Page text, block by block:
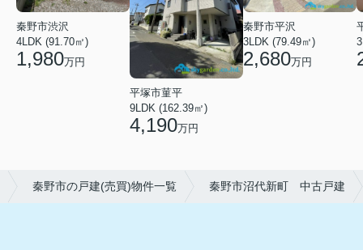
秦野市渋沢
4LDK (91.70㎡)
1,980万円
平塚市菫平
9LDK (162.39㎡)
4,190万円
秦野市平沢
3LDK (79.49㎡)
2,680万円
秦野市の戸建(売買)物件一覧 秦野市沼代新町 中古戸建